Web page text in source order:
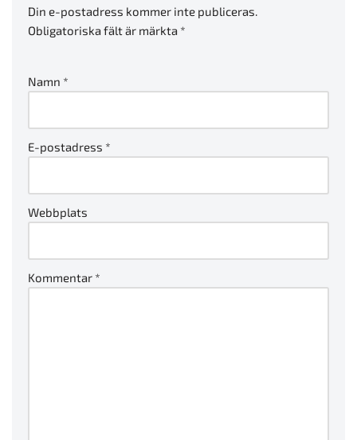
Din e-postadress kommer inte publiceras.
Obligatoriska fält är märkta *
Namn *
E-postadress *
Webbplats
Kommentar *